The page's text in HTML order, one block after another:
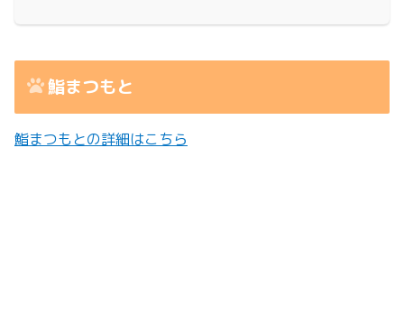
鮨まつもと
鮨まつもとの詳細はこちら